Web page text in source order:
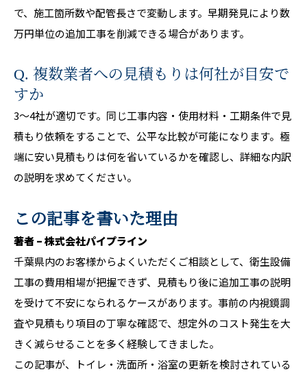
で、施工箇所数や配管長さで変動します。早期発見により数
万円単位の追加工事を削減できる場合があります。
Q. 複数業者への見積もりは何社が目安で
すか
3〜4社が適切です。同じ工事内容・使用材料・工期条件で見
積もり依頼をすることで、公平な比較が可能になります。極
端に安い見積もりは何を省いているかを確認し、詳細な内訳
の説明を求めてください。
この記事を書いた理由
著者 – 株式会社パイプライン
千葉県内のお客様からよくいただくご相談として、衛生設備
工事の費用相場が把握できず、見積もり後に追加工事の説明
を受けて不安になられるケースがあります。事前の内視鏡調
査や見積もり項目の丁寧な確認で、想定外のコスト発生を大
きく減らせることを多く経験してきました。
この記事が、トイレ・洗面所・浴室の更新を検討されている